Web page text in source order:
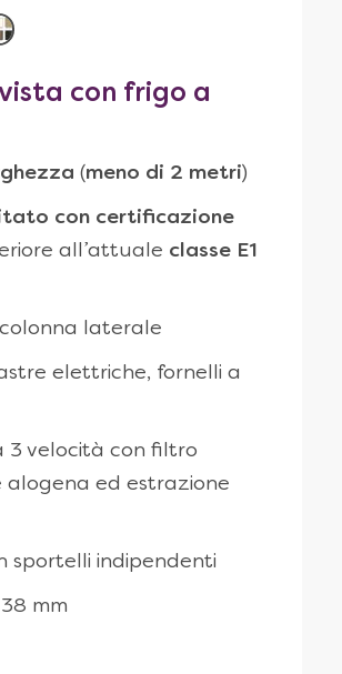
con frigo a
(meno di 2 metri)
con certificazione
all’attuale classe E1
laterale
elettriche, fornelli a
3 velocità con filtro
alogena ed estrazione
sportelli indipendenti
mm